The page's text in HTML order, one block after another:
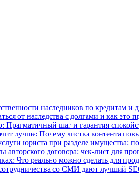
наследников по кредитам и
от наследства с долгами и как
Прагматичный шаг и гарантия
лучше: Почему чистка контента
юриста при разделе имущества:
авторского договора: чек-лист для
Что реально можно сделать для
со СМИ дают лучший